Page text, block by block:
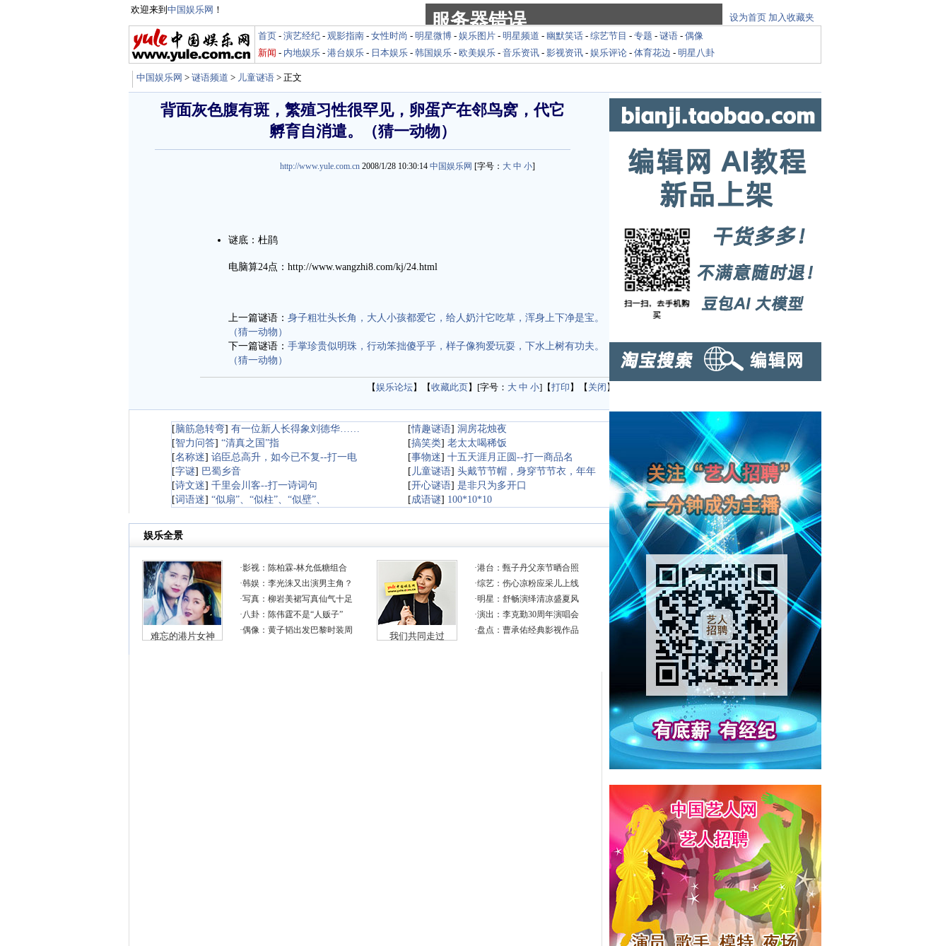
欢迎来到 中国娱乐网 ！
设为首页 加入收藏夹
首页 - 演艺经纪 - 观影指南 - 女性时尚 - 明星微博 - 娱乐图片 - 明星频道 - 幽默笑话 - 综艺节目 - 专题 - 谜语 - 偶像
新闻 - 内地娱乐 - 港台娱乐 - 日本娱乐 - 韩国娱乐 - 欧美娱乐 - 音乐资讯 - 影视资讯 - 娱乐评论 - 体育花边 - 明星八卦
中国娱乐网 > 谜语频道 > 儿童谜语 > 正文
背面灰色腹有斑，繁殖习性很罕见，卵蛋产在邻鸟窝，代它
孵育自消遣。（猜一动物）
http://www.yule.com.cn 2008/1/28 10:30:14 中国娱乐网 [字号： 大 中 小]
谜底：杜鹃
电脑算24点：http://www.wangzhi8.com/kj/24.html
上一篇谜语： 身子粗壮头长角，大人小孩都爱它，给人奶汁它吃草，浑身上下净是宝。
（猜一动物）
下一篇谜语： 手掌珍贵似明珠，行动笨拙傻乎乎，样子像狗爱玩耍，下水上树有功夫。
（猜一动物）
【娱乐论坛】【收藏此页】[字号： 大 中 小]【打印 】【 关闭 】
[脑筋急转弯] 有一位新人长得象刘德华…… [情趣谜语] 洞房花烛夜
[智力问答] “清真之国”指 [搞笑类] 老太太喝稀饭
[名称迷] 谄臣总高升，如今已不复--打一电 [事物迷] 十五天涯月正圆--打一商品名
[字谜] 巴蜀乡音 [ 儿童谜语] 头戴节节帽，身穿节节衣，年年
[诗文迷] 千里会川客--打一诗词句 [开心谜语] 是非只为多开口
[词语迷] “似扇”、“似柱”、“似壁”、 [成语谜] 100*10*10